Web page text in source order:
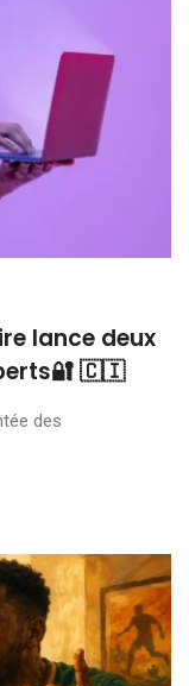
lance deux
🇨🇮
des